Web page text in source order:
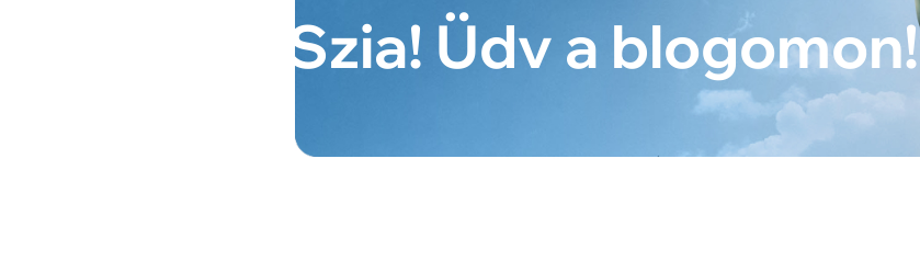
Szia! Üdv a blogomon!